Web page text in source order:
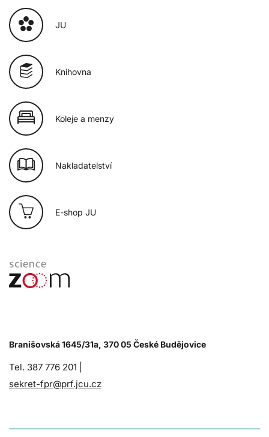
JU
Knihovna
Koleje a menzy
Nakladatelství
E-shop JU
Branišovská 1645/31a, 370 05 České Budějovice
Tel. 387 776 201 |
sekret-fpr@prf.jcu.cz